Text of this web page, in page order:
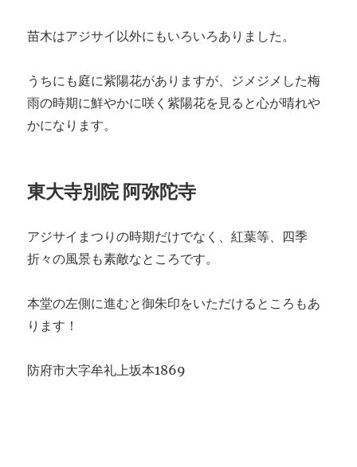
苗木はアジサイ以外にもいろいろありました。
うちにも庭に紫陽花がありますが、ジメジメした梅
雨の時期に鮮やかに咲く紫陽花を見ると心が晴れや
かになります。
東大寺別院 阿弥陀寺
アジサイまつりの時期だけでなく、紅葉等、四季
折々の風景も素敵なところです。
本堂の左側に進むと御朱印をいただけるところもあ
ります！
防府市大字牟礼上坂本1869